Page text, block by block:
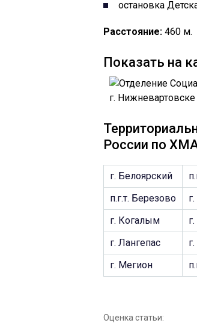
остановка
Расстояние: 460 м.
Показать на
России по
г. Белоярский
п.г.т. Березово
г. Когалым
г. Лангепас
г. Мегион
Оценка статьи: